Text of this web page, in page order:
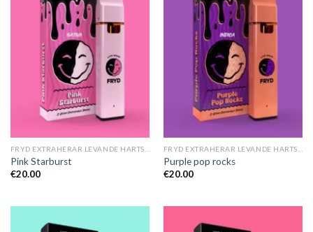
Pink Starburst
€20.00
Purple pop rocks
€20.00